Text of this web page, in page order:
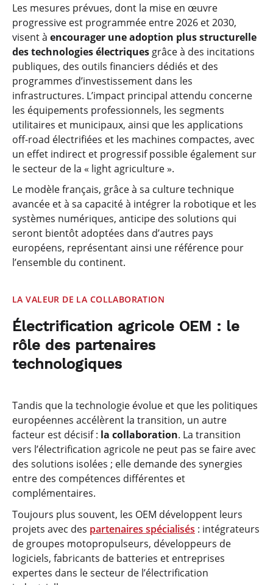
Les mesures prévues, dont la mise en œuvre
progressive est programmée entre 2026 et 2030,
visent à encourager une adoption plus structurelle
des technologies électriques grâce à des incitations
publiques, des outils financiers dédiés et des
programmes d’investissement dans les
infrastructures. L’impact principal attendu concerne
les équipements professionnels, les segments
utilitaires et municipaux, ainsi que les applications
off-road électrifiées et les machines compactes, avec
un effet indirect et progressif possible également sur
le secteur de la « light agriculture ».
Le modèle français, grâce à sa culture technique
avancée et à sa capacité à intégrer la robotique et les
systèmes numériques, anticipe des solutions qui
seront bientôt adoptées dans d’autres pays
européens, représentant ainsi une référence pour
l’ensemble du continent.
LA VALEUR DE LA COLLABORATION
Électrification agricole OEM : le
rôle des partenaires
technologiques
Tandis que la technologie évolue et que les politiques
européennes accélèrent la transition, un autre
facteur est décisif : la collaboration. La transition
vers l’électrification agricole ne peut pas se faire avec
des solutions isolées ; elle demande des synergies
entre des compétences différentes et
complémentaires.
Toujours plus souvent, les OEM développent leurs
projets avec des partenaires spécialisés : intégrateurs
de groupes motopropulseurs, développeurs de
logiciels, fabricants de batteries et entreprises
expertes dans le secteur de l’électrification